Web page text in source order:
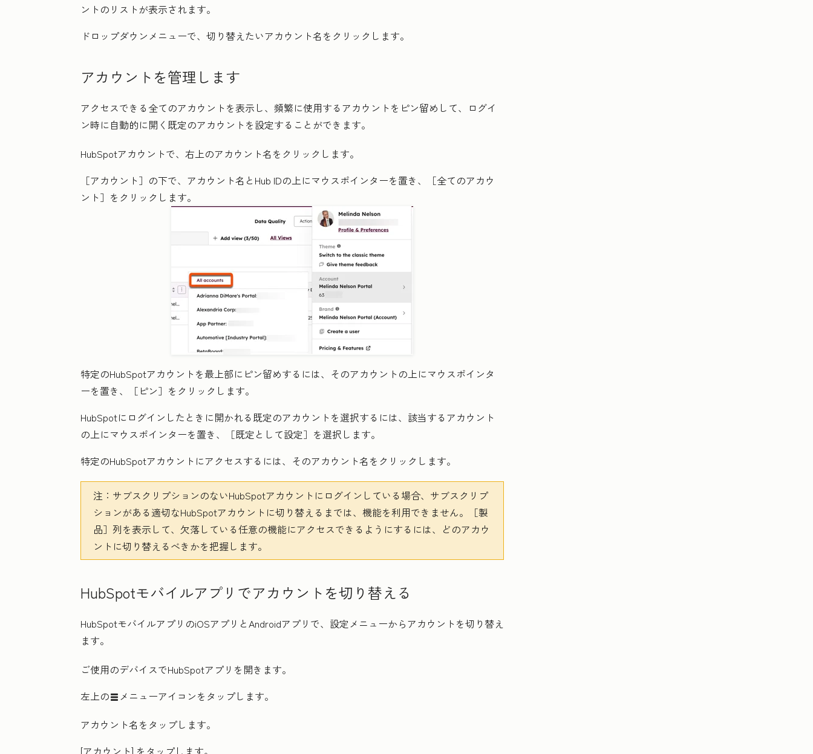
ントのリストが表示されます。
ドロップダウンメニューで、切り替えたいアカウント名 をクリックします。
アカウントを管理します
アクセスできる全てのアカウントを表示し、頻繁に使用するアカウントをピン留めして、ログイ
ン時に自動的に開く既定のアカウントを設定することができます。
HubSpotアカウントで、右上のアカウント名 をクリックします。
［アカウント］ の下で、 アカウント名 と Hub IDの上にマウスポインターを置き、［全てのアカウ
ント］ をクリックします。
特定のHubSpotアカウントを最上部にピン留めするには、そのアカウントの上にマウスポインタ
ーを置き、
［ピン］をクリックします。
HubSpotにログインしたときに開かれる既定のアカウントを選択するには、該当するアカウント
の上にマウスポインターを置き、［既定として設定］を選択します。
特定のHubSpotアカウントにアクセスするには、そのアカウント名 をクリックします。
注： サブスクリプションのないHubSpotアカウントにログインしている場合、サブスクリプ
ションがある適切なHubSpotアカウントに切り替えるまでは、機能を利用できません。［製
品］ 列を表示して、欠落している任意の機能にアクセスできるようにするには、どのアカウ
ントに切り替えるべきかを把握します。
HubSpotモバイルアプリでアカウントを切り替える
HubSpotモバイルアプリのiOSアプリとAndroidアプリで、設定メニューからアカウントを切り替え
ます。
ご使用のデバイスでHubSpotアプリを開きます。
左上のlistView メニューアイコンをタップします。
アカウント名 をタップします。
[アカウント] をタップします。